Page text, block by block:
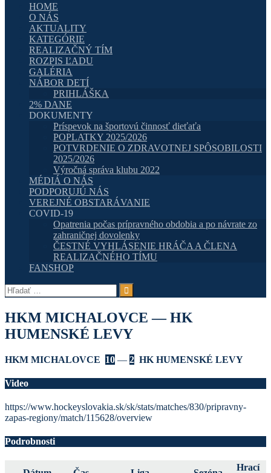
HOME
O NÁS
AKTUALITY
KATEGÓRIE
REALIZAČNÝ TÍM
ROZPIS ĽADU
GALÉRIA
NÁBOR DETÍ
PRIHLÁŠKA
2% DANE
DOKUMENTY
Príspevok na športovú činnosť dieťaťa
POPLATKY 2025/2026
POTVRDENIE O ZDRAVOTNEJ SPÔSOBILOSTI
2025/2026
Výročná správa klubu 2022
MÉDIÁ O NÁS
PODPORUJÚ NÁS
VEREJNÉ OBSTARÁVANIE
COVID-19
Opatrenia počas prípravného obdobia a po návrate zo
zahraničnej dovolenky
ČESTNÉ VYHLÁSENIE HRÁČA A ČLENA
REALIZAČNÉHO TÍMU
FANSHOP
Hľadať:
HKM MICHALOVCE — HK
HUMENSKÉ LEVY
HKM MICHALOVCE 10 — 2 HK HUMENSKÉ LEVY
Video
https://www.hockeyslovakia.sk/sk/stats/matches/830/pripravny-
zapas-regiony/match/115628/overview
Podrobnosti
Hrací